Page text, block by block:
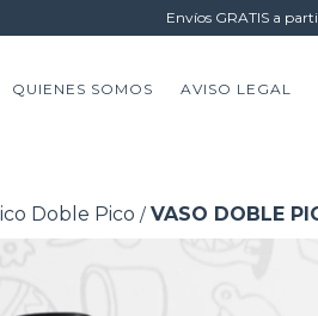
Envíos GRATIS a
QUIENES SOMOS AVISO LEGAL
Doble Pico / VASO DOBLE